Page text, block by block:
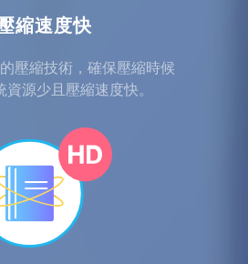
縮速度快
壓縮技術，確保壓縮時候
資源少且壓縮速度快。